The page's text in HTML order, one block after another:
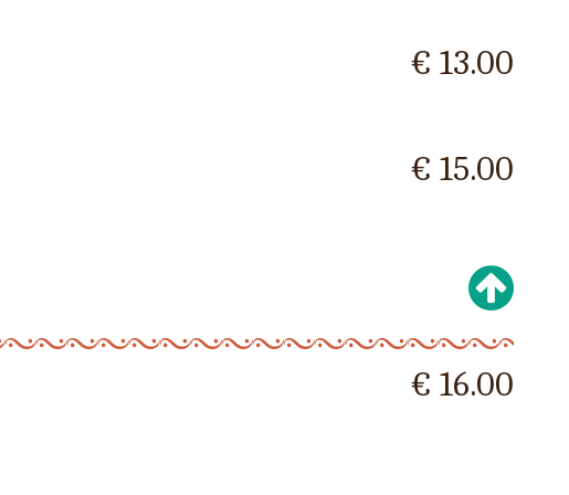
€ 13.00
€ 15.00
€ 16.00